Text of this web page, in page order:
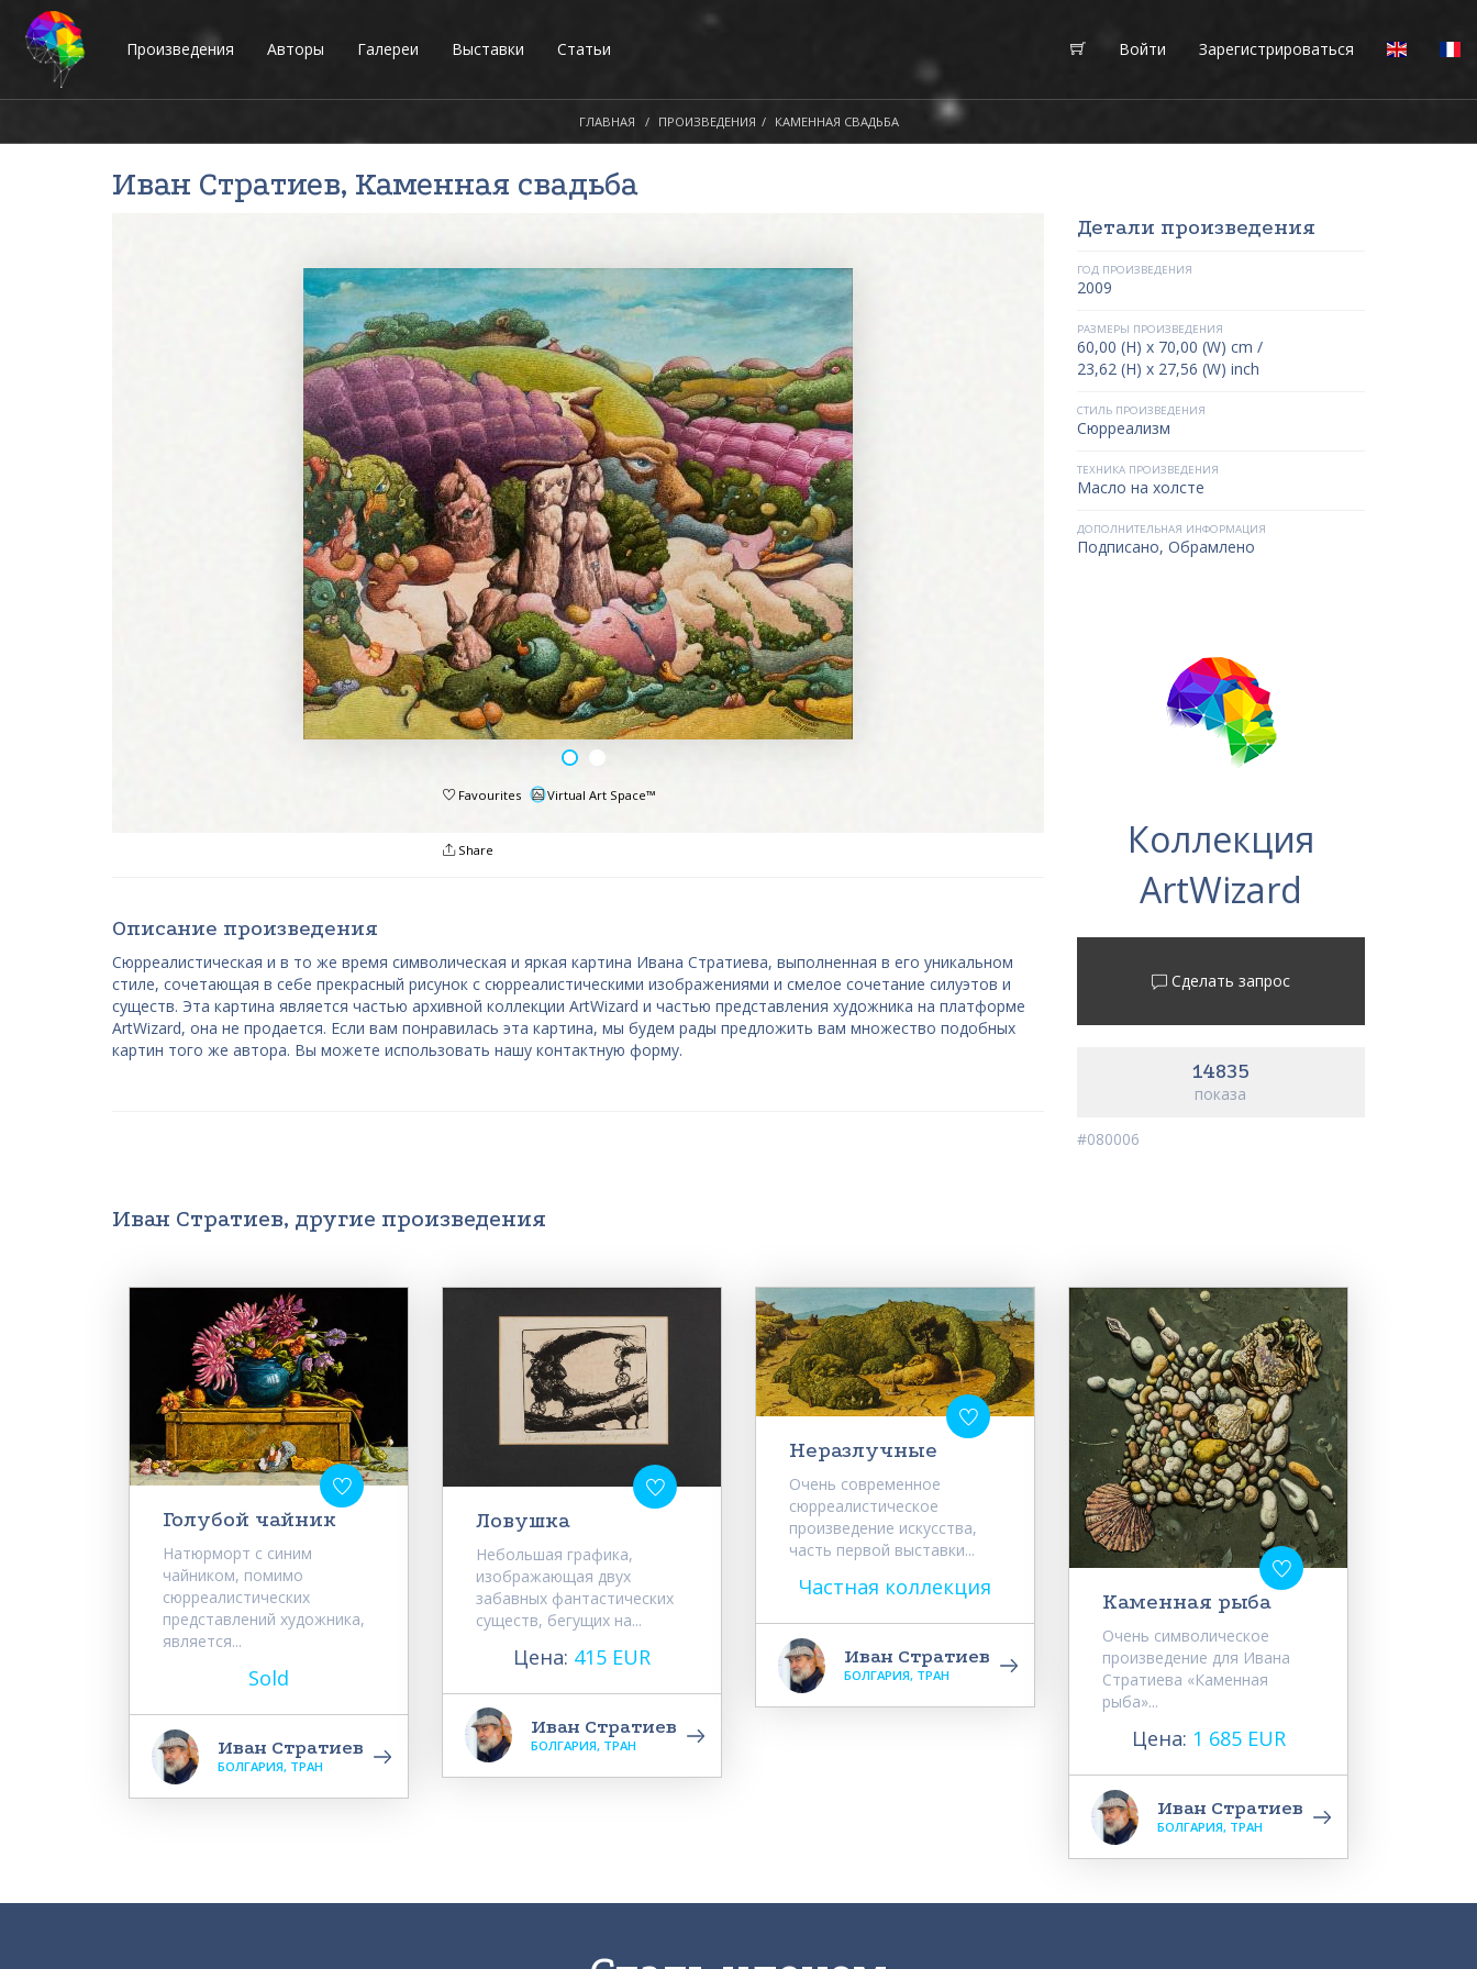
Произведения Авторы Галереи Выставки Статьи Войти Зарегистрироваться
ГЛАВНАЯ ПРОИЗВЕДЕНИЯ КАМЕННАЯ СВАДЬБА
Иван Стратиев, Каменная свадьба
Favourites Virtual Art Space™
Share
Описание произведения
Сюрреалистическая и в то же время символическая и яркая картина Ивана Стратиева, выполненная в его уникальном
стиле, сочетающая в себе прекрасный рисунок с сюрреалистическими изображениями и смелое сочетание силуэтов и
существ. Эта картина является частью архивной коллекции ArtWizard и частью представления художника на платформе
ArtWizard, она не продается. Если вам понравилась эта картина, мы будем рады предложить вам множество подобных
картин того же автора. Вы можете использовать нашу контактную форму.
Детали произведения
ГОД ПРОИЗВЕДЕНИЯ
2009
РАЗМЕРЫ ПРОИЗВЕДЕНИЯ
60,00 (H) x 70,00 (W) cm /
23,62 (H) x 27,56 (W) inch
СТИЛЬ ПРОИЗВЕДЕНИЯ
Сюрреализм
ТЕХНИКА ПРОИЗВЕДЕНИЯ
Масло на холсте
ДОПОЛНИТЕЛЬНАЯ ИНФОРМАЦИЯ
Подписано, Обрамлено
Коллекция
ArtWizard
Сделать запрос
14835
показа
#080006
Иван Стратиев, другие произведения
Голубой чайник
Натюрморт с синим
чайником, помимо
сюрреалистических
представлений художника,
является...
Sold
Иван Стратиев
БОЛГАРИЯ, ТРАН
Ловушка
Небольшая графика,
изображающая двух
забавных фантастических
существ, бегущих на...
Цена: 415 EUR
Иван Стратиев
БОЛГАРИЯ, ТРАН
Неразлучные
Очень современное
сюрреалистическое
произведение искусства,
часть первой выставки...
Частная коллекция
Иван Стратиев
БОЛГАРИЯ, ТРАН
Каменная рыба
Очень символическое
произведение для Ивана
Стратиева «Каменная
рыба»...
Цена: 1 685 EUR
Иван Стратиев
БОЛГАРИЯ, ТРАН